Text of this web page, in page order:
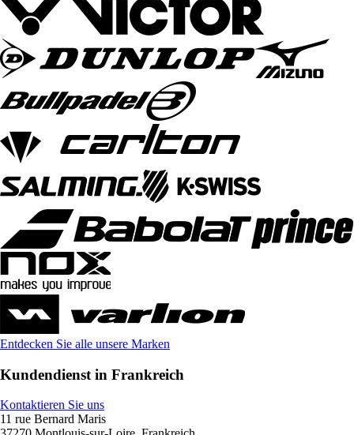
Entdecken Sie alle unsere Marken
Kundendienst in Frankreich
Kontaktieren Sie uns
11 rue Bernard Maris